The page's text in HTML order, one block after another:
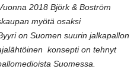
2018 Björk & Boström
myötä osaksi
on Suomen suurin jalkapallon
konsepti on tehnyt
Suomessa.